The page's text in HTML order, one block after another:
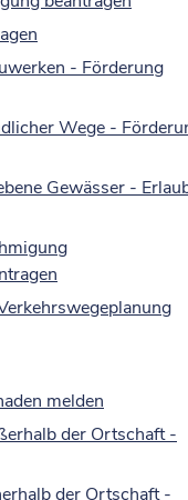
- Förderung
Wege -
Gewässer -
melden
der Ortschaft -
der Ortschaft -